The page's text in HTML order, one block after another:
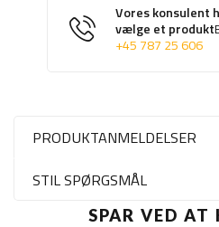
Vores konsulent
vælge et produkt
+45 787 25 606
PRODUKTANMELDELSER
STIL SPØRGSMÅL
SPAR VED AT